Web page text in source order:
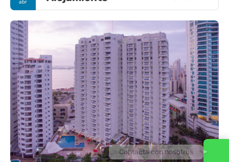
abr
Contacta con nosotros